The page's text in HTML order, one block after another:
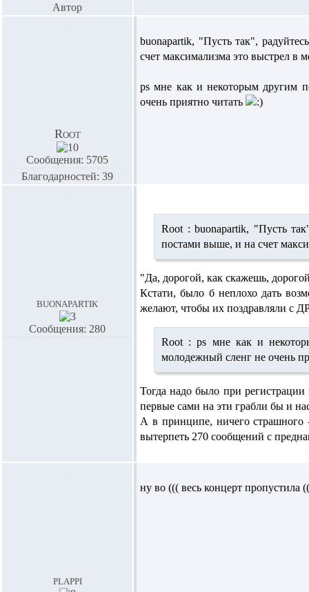
Автор
Root
Сообщения: 5705
Благодарностей: 39
buonapartik, "Пусть так",
счет максимализма это выстрел в
ps мне как и некоторым другим
очень приятно читать
buonapartik
Сообщения: 280
Root : buonapartik, "Пусть
постами выше, и на счет
"Да, дорогой, как скажешь,
Кстати, было б неплохо дать
желают, чтобы их поздравляли с
Root : ps мне как и
молодежный сленг не очень
Тогда надо было при
первые сами на эти грабли бы и
А в принципе, ничего страшного
вытерпеть 270 сообщений с
plappi
ну во ((( весь концерт пропустила